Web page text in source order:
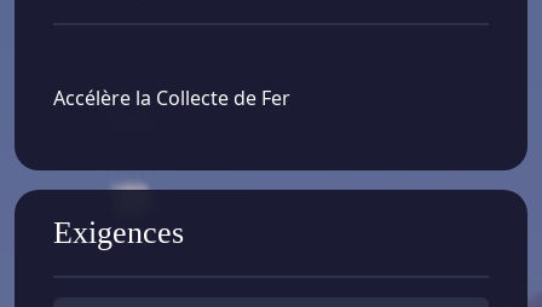
Accélère la Collecte de Fer
Exigences